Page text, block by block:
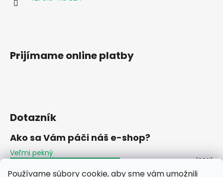
Používame súbory cookie, aby sme vám umožnili
Prijímame online platby
Dotazník
Ako sa Vám páči náš e-shop?
Veľmi pekný
(60%)
Ujde to